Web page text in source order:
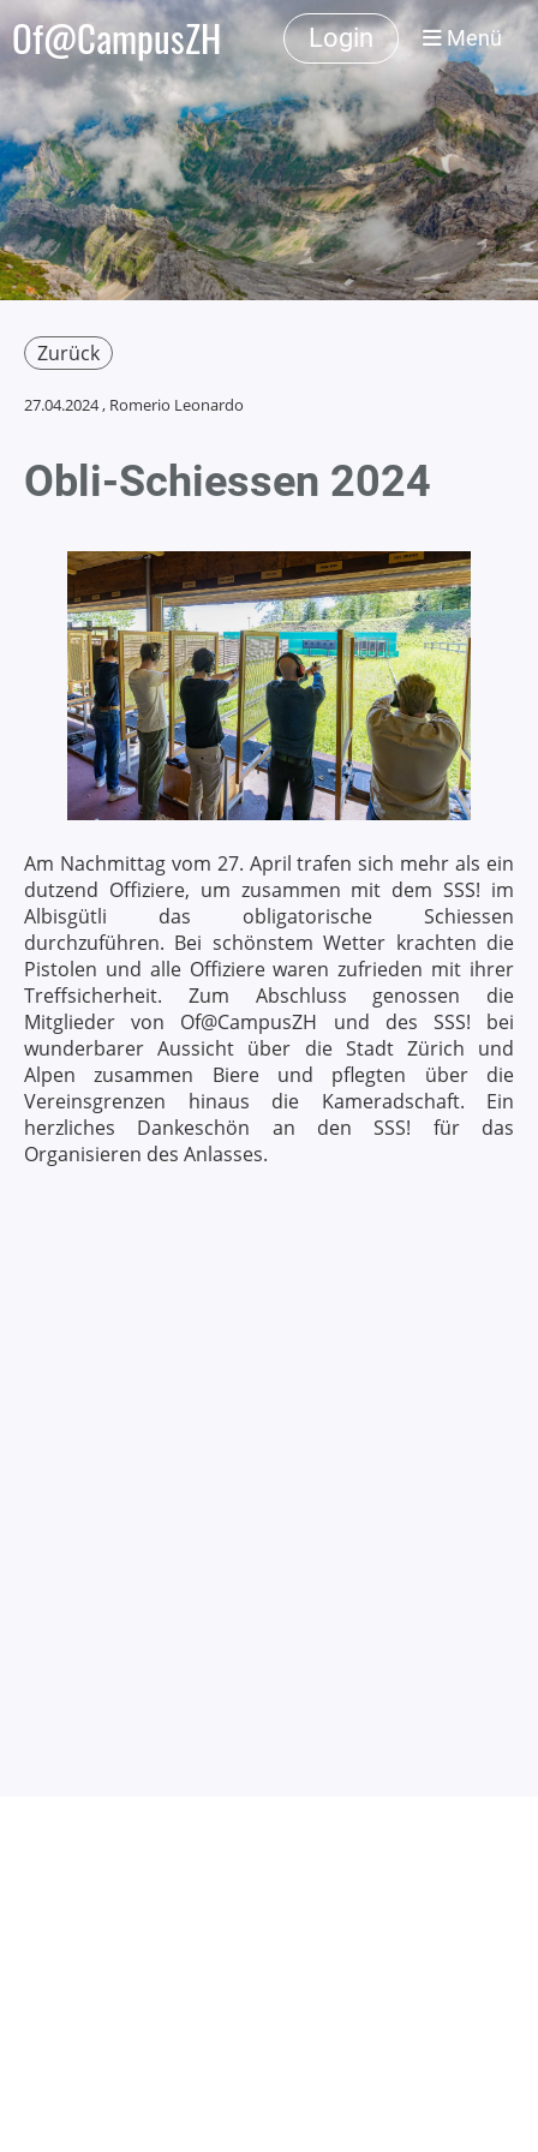
Of@CampusZH Login Menü
Zurück
27.04.2024, Romerio Leonardo
Obli-Schiessen 2024
Am Nachmittag vom 27. April trafen sich mehr als ein
dutzend Offiziere, um zusammen mit dem SSS! im
Albisgütli das obligatorische Schiessen
durchzuführen. Bei schönstem Wetter krachten die
Pistolen und alle Offiziere waren zufrieden mit ihrer
Treffsicherheit. Zum Abschluss genossen die
Mitglieder von Of@CampusZH und des SSS! bei
wunderbarer Aussicht über die Stadt Zürich und
Alpen zusammen Biere und pflegten über die
Vereinsgrenzen hinaus die Kameradschaft. Ein
herzliches Dankeschön an den SSS! für das
Organisieren des Anlasses.